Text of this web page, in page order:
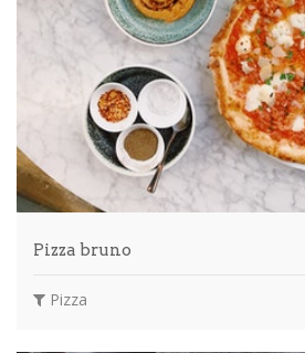
Pizza bruno
Pizza